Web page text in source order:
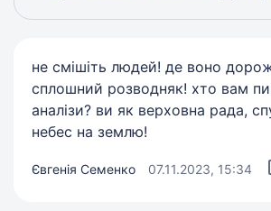
не смішіть людей! де воно
сплошний розводняк! хто вам
аналізи? ви як верховна рада,
небес на землю!
Євгенія Семенко 07.11.2023, 15:34